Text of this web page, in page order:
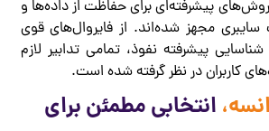
پیشرفته‌ای برای حفاظت از داده‌ها و
سایبری مجهز شده‌اند. از فایروال‌های قوی
پیشرفته نفوذ، تمامی تدابیر لازم
کاربران در نظر گرفته شده است.
انتخابی مطمئن برای